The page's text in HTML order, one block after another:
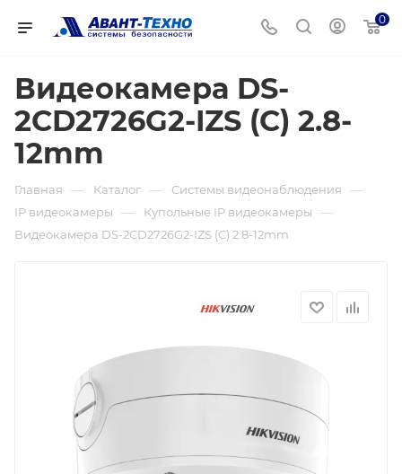
0
Видеокамера DS-
2CD2726G2-IZS (C) 2.8-
12mm
Главная — Каталог — Системы видеонаблюдения —
IP видеокамеры — Купольные IP видеокамеры —
Видеокамера DS-2CD2726G2-IZS (C) 2.8-12mm